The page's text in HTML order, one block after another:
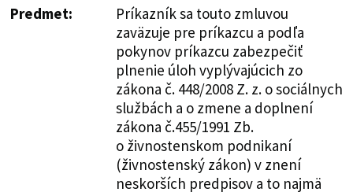
Predmet:
Príkazník sa touto zmluvou
zaväzuje pre príkazcu a podľa
pokynov príkazcu zabezpečiť
plnenie úloh vyplývajúcich zo
zákona č. 448/2008 Z. z. o sociálnych
službách a o zmene a doplnení
zákona č.455/1991 Zb.
o živnostenskom podnikaní
(živnostenský zákon) v znení
neskorších predpisov a to najmä